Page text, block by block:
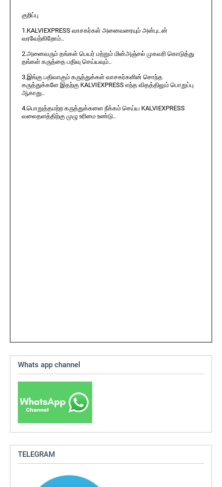
குறிப்பு
1.KALVIEXPRESS வாசகர்கள் அனைவரையும் அன்புடன்
வரவேற்கிறோம்..
2.அனைவரும் தங்கள் பெயர் மற்றும் மின்அஞ்சல் முகவரி கொடுத்து
தங்கள் கருத்தை பதிவு செய்யவும்..
3.இங்கு பதிவாகும் கருத்துக்கள் வாசகர்களின் சொந்த
கருத்துக்களே இதற்கு KALVIEXPRESS எந்த விதத்திலும் பொறுப்பு
ஆகாது..
4.பொறுத்தமற்ற கருத்துக்களை நீக்கம் செய்ய KALVIEXPRESS
வலைதளத்திற்கு முழு உரிமை உண்டு..
Whats app channel
TELEGRAM